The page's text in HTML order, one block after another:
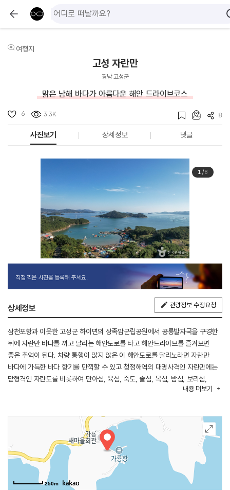
여행지
고성 자란만
경남 고성군
맑은 남해 바다가 아름다운 해안 드라이브코스
6 3.3K 8
사진보기 상세정보 댓글
1/8
직접 찍은 사진을 등록해 주세요.
상세정보 관광정보 수정요청
삼천포항과 이웃한 고성군 하이면의 상족암군립공원에서 공룡발자국을 구경한
뒤에 자란만 바다를 끼고 달리는 해안도로를 타고 해안드라이브를 즐겨보면
좋은 추억이 된다. 차량 통행이 많지 않은 이 해안도로를 달리노라면 자란만
바다에 가득한 바다 향기를 만끽할 수 있고 청정해역의 대명사격인 자란만에는
맏형격인 자란도를 비롯하여 만아섬, 육섬, 죽도, 솔섬, 목섬, 밤섬, 보리섬,
괴암섬, 나비섬, 문래섬, 누은섬, 소치섬, 윗대호섬, 아랫대호섬 등 올망졸망한
바다 위에 점점이 떠 있는 흰점들은 대부분 굴 양식장의 부표이다.
상족암군립공원에서 77번 국도를 타고 달리면 하일면 소재지를 거쳐 삼산면
소재지에 도착하며 삼산초등학교 앞에서 남쪽 길로 접어들면 고성군의 남쪽
끝마을인 두포리 포교마을로 갈 수 있다. 포교마을은 반원을 그리는 자란만의
가장 동쪽 끝 지점에 자리 잡고 있는 동네이며 이름난 여행지는 아니지만
그림엽서처럼 예쁜 60여 가구의 해안마을 풍경이 한눈에 들어온다. 봄이면 마을
여기저기에는 하얀 찔레꽃이 피어난다. 포교마을 고깃배들은 봄철이면 도다리,
내용 더보기
250m